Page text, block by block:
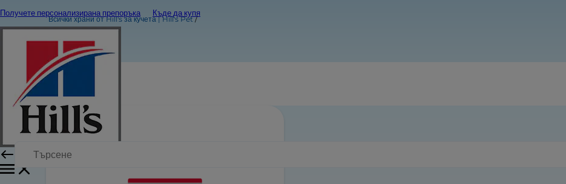
Получете персонализирана препоръка Къде да купя
Всички храни от Hill's за кучета | Hill's Pet